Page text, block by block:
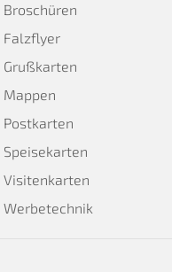
Broschüren
Falzflyer
Grußkarten
Mappen
Postkarten
Speisekarten
Visitenkarten
Werbetechnik